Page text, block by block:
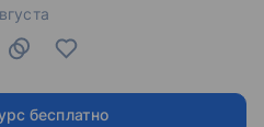
бесплатно